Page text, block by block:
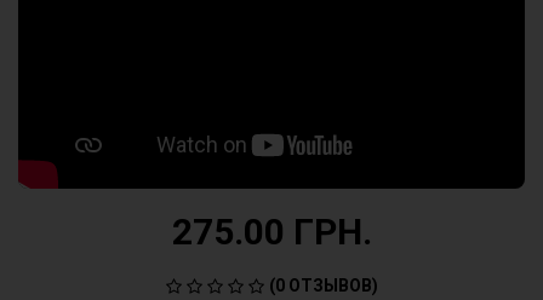
275.00 ГРН.
(0 ОТЗЫВОВ)